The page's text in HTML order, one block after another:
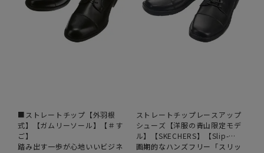
■ストレートチップ【外羽根
式】【ガムリーソール】【＃す
ご】
踏み出す一歩が心地いいビジネ
ストレートチップレースアップ
シューズ【洋服の青山限定モデ
ル】【SKECHERS】【Slip-
ins】
画期的なハンズフリー「スリッ